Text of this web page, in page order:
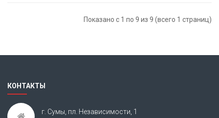
Показано с 1 по 9 из 9 (всего 1 страниц)
КОНТАКТЫ
г. Сумы, пл. Независимости, 1